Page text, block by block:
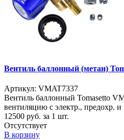
Вентиль баллонный (метан)
Артикул: VMAT7337
Вентиль баллонный Tomasetto
вентиляцию с электр., предохр.
12500 руб. за 1 шт.
Отсутствует
В корзину